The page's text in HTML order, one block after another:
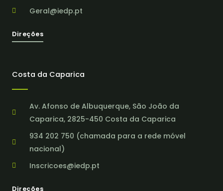
Geral@iedp.pt
Direções
Costa da Caparica
Av. Afonso de Albuquerque, São João da
Caparica, 2825-450 Costa da Caparica
934 202 750 (chamada para a rede móvel
nacional)
Inscricoes@iedp.pt
Direções